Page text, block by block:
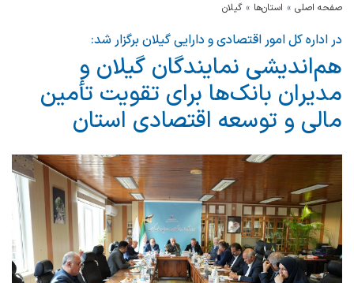
صفحه اصلی استان‌ها گيلان
در اداره کل امور اقتصادی و دارایی گیلان برگزار شد:
هم‌اندیشی نمایندگان گیلان و
مدیران بانک‌ها برای تقویت تأمین
مالی و توسعه اقتصادی استان